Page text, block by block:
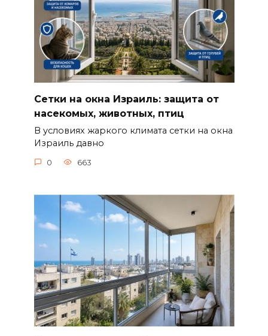
Сетки на окна Израиль: защита от
насекомых, животных, птиц
В условиях жаркого климата сетки на окна
Израиль давно
0 663